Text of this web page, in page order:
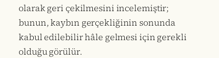
olarak geri çekilmesini incelemiştir;
bunun, kaybın gerçekliğinin sonunda
kabul edilebilir hâle gelmesi için gerekli
olduğu görülür.